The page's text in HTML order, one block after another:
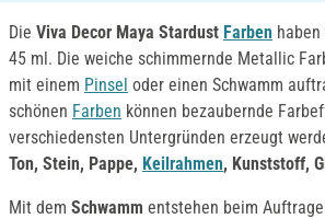
Die Viva Decor Maya Stardust Farben
45 ml. Die weiche schimmernde Metallic
mit einem Pinsel oder einen Schwamm
schönen Farben können bezaubernde
verschiedensten Untergründen erzeugt
Ton, Stein, Pappe, Keilrahmen, Kunststoff,
Mit dem Schwamm entstehen beim